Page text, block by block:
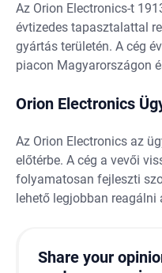
Az Orion Electronics-t
évtizedes tapasztalattal
gyártás területén. A cég
piacon Magyarországon
Orion Electronics
Az Orion Electronics az
előtérbe. A cég a vevői
folyamatosan fejleszti
lehető legjobban reagálni
Share your